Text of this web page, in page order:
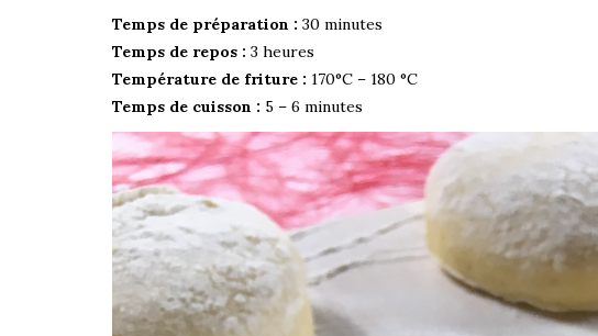
Temps de préparation : 30 minutes
Temps de repos : 3 heures
Température de friture : 170°C – 180 °C
Temps de cuisson : 5 – 6 minutes